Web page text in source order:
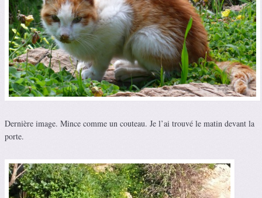
Dernière image. Mince comme un couteau. Je l’ai trouvé le matin devant la
porte.